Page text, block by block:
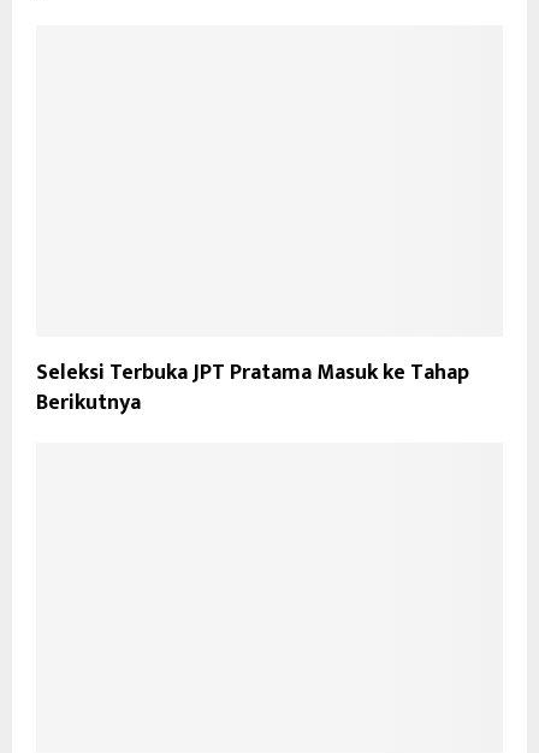
Seleksi Terbuka JPT Pratama Masuk ke Tahap
Berikutnya